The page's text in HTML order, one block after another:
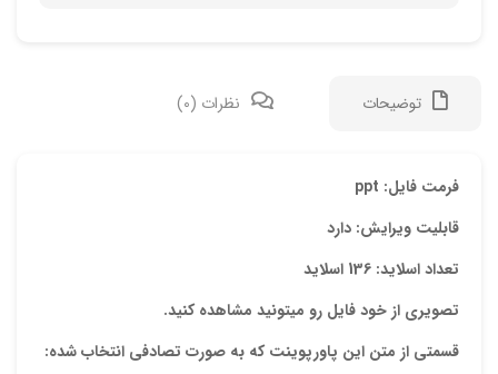
توضیحات نظرات (0)
فرمت فایل: ppt
قابلیت ویرایش: دارد
تعداد اسلاید: 136 اسلاید
تصویری از خود فایل رو میتونید مشاهده کنید.
قسمتی از متن این پاورپوینت که به صورت تصادفی انتخاب شده: